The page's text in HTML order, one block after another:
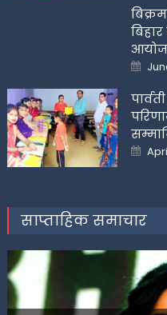
on
on
साप्ताहिक समाचार